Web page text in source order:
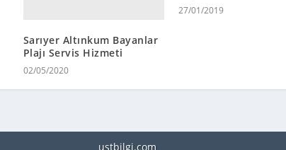
Sarıyer Altınkum Bayanlar
Plajı Servis Hizmeti
02/05/2020
27/01/2019
ustbilgi.com